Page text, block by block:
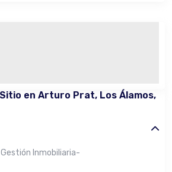
en Arturo Prat, Los Álamos,
Gestión Inmobiliaria-